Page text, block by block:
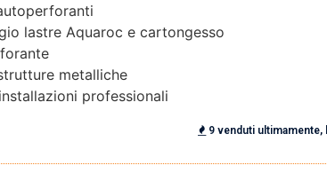
lastre Aquaroc e cartongesso
metalliche
professionali
9 venduti